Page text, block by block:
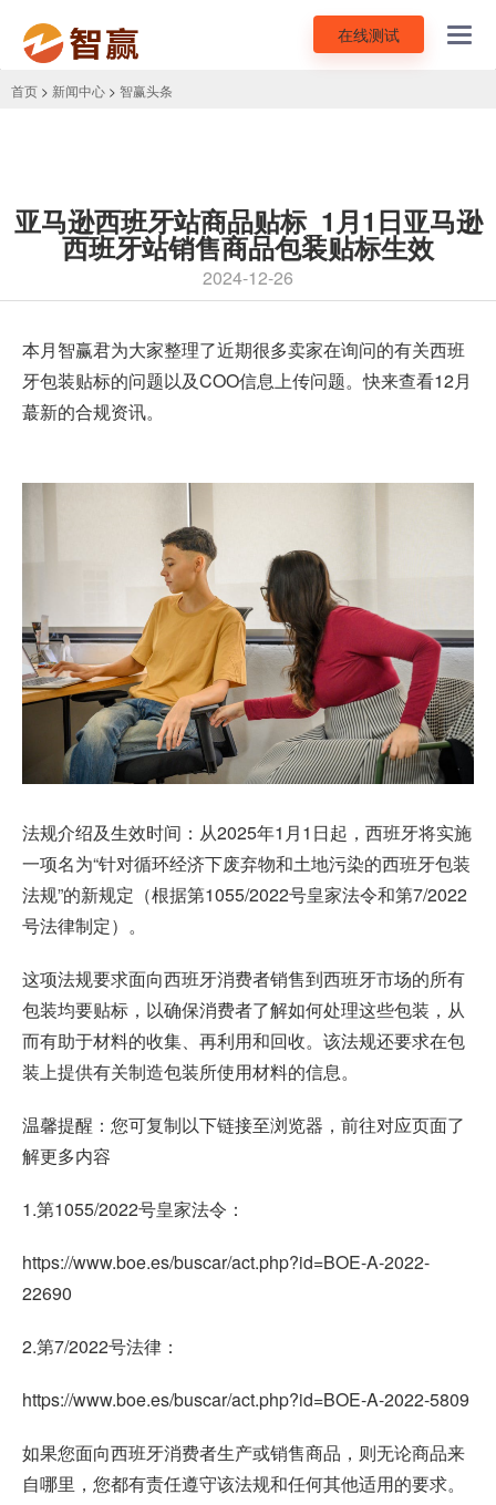
在线测试
首页 > 新闻中心 > 智赢头条
亚马逊西班牙站商品贴标_1月1日亚马逊
西班牙站销售商品包装贴标生效
2024-12-26
本月智赢君为大家整理了近期很多卖家在询问的有关西班
牙包装贴标的问题以及COO信息上传问题。快来查看12月
蕞新的合规资讯。
法规介绍及生效时间：从2025年1月1日起，西班牙将实施
一项名为“针对循环经济下废弃物和土地污染的西班牙包装
法规”的新规定（根据第1055/2022号皇家法令和第7/2022
号法律制定）。
这项法规要求面向西班牙消费者销售到西班牙市场的所有
包装均要贴标，以确保消费者了解如何处理这些包装，从
而有助于材料的收集、再利用和回收。该法规还要求在包
装上提供有关制造包装所使用材料的信息。
温馨提醒：您可复制以下链接至浏览器，前往对应页面了
解更多内容
1.第1055/2022号皇家法令：
https://www.boe.es/buscar/act.php?id=BOE-A-2022-
22690
2.第7/2022号法律：
https://www.boe.es/buscar/act.php?id=BOE-A-2022-5809
如果您面向西班牙消费者生产或销售商品，则无论商品来
自哪里，您都有责任遵守该法规和任何其他适用的要求。